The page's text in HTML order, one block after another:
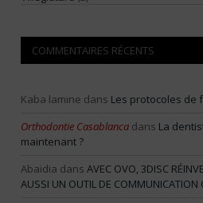
COMMENTAIRES RÉCENTS
Kaba lamine dans Les protocoles de
Orthodontie Casablanca dans La
maintenant ?
Abaidia dans AVEC OVO, 3DISC
AUSSI UN OUTIL DE COMMUNICATION